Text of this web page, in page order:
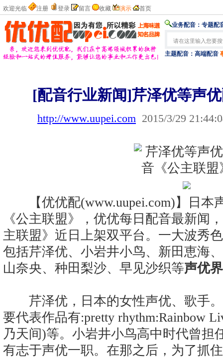
欢迎光临 注册 登录 留言 收藏 演示 首页
业务配音： 专题配
主题配音： 高端配音
[配音行业新闻]芹泽优等声
http://www.uupei.com 2015/3/29
【优优配(www.uupei.com)】日本
《公主联盟》，优优每日配音最新闻
主联盟》近日上架双平台。一大波秀
包括芹泽优、小岩井小鸟、新田恵海
山奈央、种田梨沙、早见沙织等声优界
芹泽优，日本的女性声优、歌手。
要代表作品有:pretty rhythm:Rainbow
乃天间)等。小岩井小鸟高中时代曾担
有志于声优一职。在那之后，为了抓